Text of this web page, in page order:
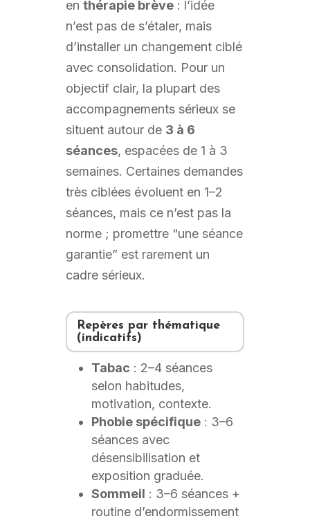
en thérapie brève: l’idée
n’est pas de s’étaler, mais
d’installer un changement ciblé
avec consolidation. Pour un
objectif clair, la plupart des
accompagnements sérieux se
situent autour de 3 à 6
séances, espacées de 1 à 3
semaines. Certaines demandes
très ciblées évoluent en 1–2
séances, mais ce n’est pas la
norme ; promettre “une séance
garantie” est rarement un
cadre sérieux.
Repères par thématique
(indicatifs)
Tabac : 2–4 séances
selon habitudes,
motivation, contexte.
Phobie spécifique: 3–6
séances avec
désensibilisation et
exposition graduée.
Sommeil : 3–6 séances +
routine d’endormissement